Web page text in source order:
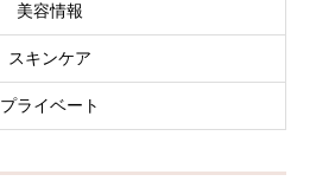
美容情報
スキンケア
プライベート